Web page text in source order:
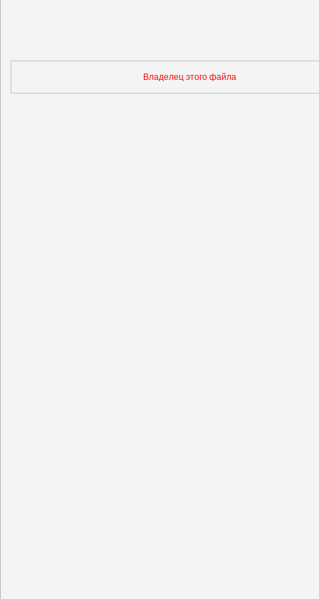
Владелец этого файла